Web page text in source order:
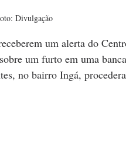
Divulgação
um alerta do
um furto em uma
no bairro Ingá,